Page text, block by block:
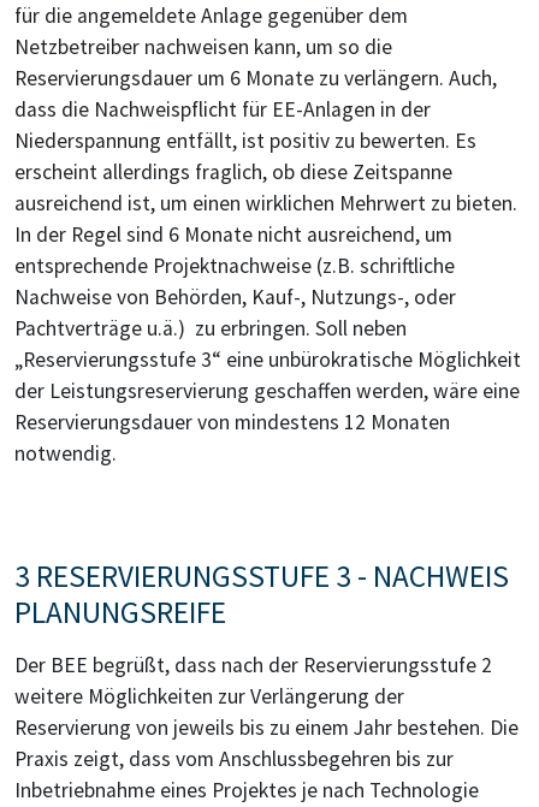
für die angemeldete Anlage gegenüber dem
Netzbetreiber nachweisen kann, um so die
Reservierungsdauer um 6 Monate zu verlängern. Auch,
dass die Nachweispflicht für EE-Anlagen in der
Niederspannung entfällt, ist positiv zu bewerten. Es
erscheint allerdings fraglich, ob diese Zeitspanne
ausreichend ist, um einen wirklichen Mehrwert zu bieten.
In der Regel sind 6 Monate nicht ausreichend, um
entsprechende Projektnachweise (z.B. schriftliche
Nachweise von Behörden, Kauf-, Nutzungs-, oder
Pachtverträge u.ä.) zu erbringen. Soll neben
„Reservierungsstufe 3“ eine unbürokratische Möglichkeit
der Leistungsreservierung geschaffen werden, wäre eine
Reservierungsdauer von mindestens 12 Monaten
notwendig.
3 RESERVIERUNGSSTUFE 3 - NACHWEIS
PLANUNGSREIFE
Der BEE begrüßt, dass nach der Reservierungsstufe 2
weitere Möglichkeiten zur Verlängerung der
Reservierung von jeweils bis zu einem Jahr bestehen. Die
Praxis zeigt, dass vom Anschlussbegehren bis zur
Inbetriebnahme eines Projektes je nach Technologie